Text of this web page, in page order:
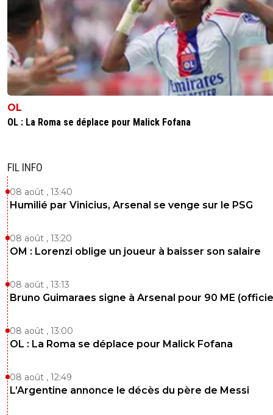
OL
OL : La Roma se déplace pour Malick Fofana
FIL INFO
08 août , 13:40
Humilié par Vinicius, Arsenal se venge sur le PSG
08 août , 13:20
OM : Lorenzi oblige un joueur à baisser son salaire
08 août , 13:13
Bruno Guimaraes signe à Arsenal pour 90 ME
08 août , 13:00
OL : La Roma se déplace pour Malick Fofana
08 août , 12:49
L’Argentine annonce le décès du père de Messi